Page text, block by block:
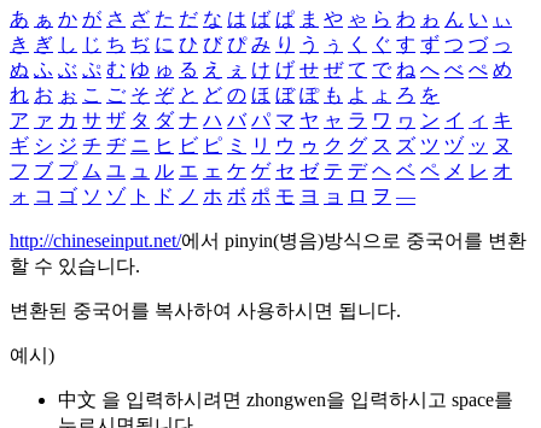
あ ぁ か が さ ざ た だ な は ば ぱ ま や ゃ ら わ ゎ ん い ぃ
き ぎ し じ ち ぢ に ひ び ぴ み り う ぅ く ぐ す ず つ づ っ
ぬ ふ ぶ ぷ む ゆ ゅ る え ぇ け げ せ ぜ て で ね へ べ ぺ め
れ お ぉ こ ご そ ぞ と ど の ほ ぼ ぽ も よ ょ ろ を
ア ァ カ サ ザ タ ダ ナ ハ バ パ マ ヤ ャ ラ ワ ヮ ン イ ィ キ
ギ シ ジ チ ヂ ニ ヒ ビ ピ ミ リ ウ ゥ ク グ ス ズ ツ ヅ ッ ヌ
フ ブ プ ム ユ ュ ル エ ェ ケ ゲ セ ゼ テ デ ヘ ベ ペ メ レ オ
ォ コ ゴ ソ ゾ ト ド ノ ホ ボ ポ モ ヨ ョ ロ ヲ ―
http://chineseinput.net/에서 pinyin(병음)방식으로 중국어를 변환
할 수 있습니다.
변환된 중국어를 복사하여 사용하시면 됩니다.
예시)
中文 을 입력하시려면 zhongwen을 입력하시고 space를